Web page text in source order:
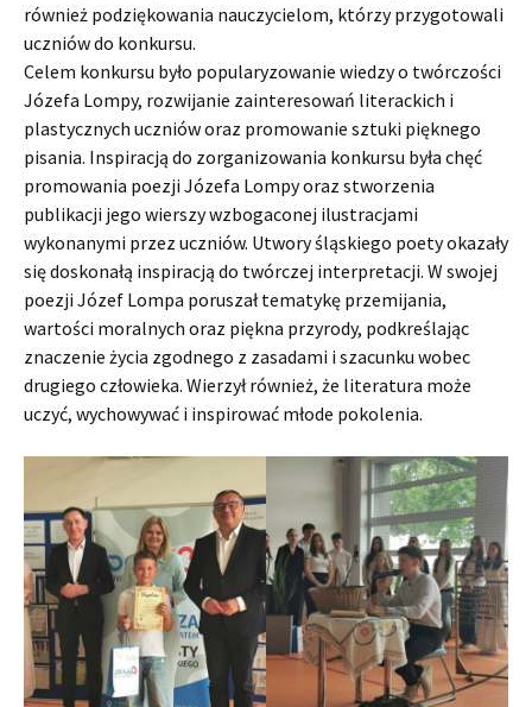
również podziękowania nauczycielom, którzy przygotowali
uczniów do konkursu.
Celem konkursu było popularyzowanie wiedzy o twórczości
Józefa Lompy, rozwijanie zainteresowań literackich i
plastycznych uczniów oraz promowanie sztuki pięknego
pisania. Inspiracją do zorganizowania konkursu była chęć
promowania poezji Józefa Lompy oraz stworzenia
publikacji jego wierszy wzbogaconej ilustracjami
wykonanymi przez uczniów. Utwory śląskiego poety okazały
się doskonałą inspiracją do twórczej interpretacji. W swojej
poezji Józef Lompa poruszał tematykę przemijania,
wartości moralnych oraz piękna przyrody, podkreślając
znaczenie życia zgodnego z zasadami i szacunku wobec
drugiego człowieka. Wierzył również, że literatura może
uczyć, wychowywać i inspirować młode pokolenia.